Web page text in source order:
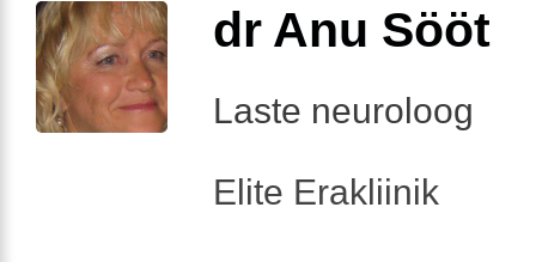
dr Anu Sööt
Laste neuroloog
Elite Erakliinik